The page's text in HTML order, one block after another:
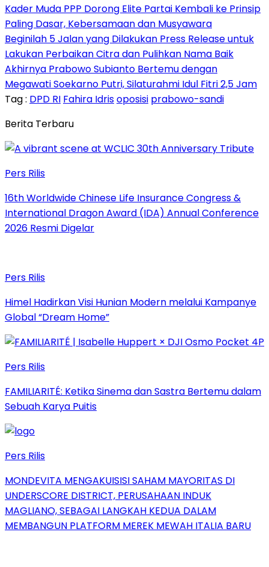
Kader Muda PPP Dorong Elite Partai Kembali ke Prinsip
Paling Dasar, Kebersamaan dan Musyawara
Beginilah 5 Jalan yang Dilakukan Press Release untuk
Lakukan Perbaikan Citra dan Pulihkan Nama Baik
Akhirnya Prabowo Subianto Bertemu dengan
Megawati Soekarno Putri, Silaturahmi Idul Fitri 2,5 Jam
Tag : DPD RI Fahira Idrisoposisi prabowo-sandi
Berita Terbaru
Pers Rilis
16th Worldwide Chinese Life Insurance Congress &
International Dragon Award (IDA) Annual Conference
2026 Resmi Digelar
Pers Rilis
Himel Hadirkan Visi Hunian Modern melalui Kampanye
Global “Dream Home”
Pers Rilis
FAMILIARITÉ: Ketika Sinema dan Sastra Bertemu dalam
Sebuah Karya Puitis
Pers Rilis
MONDEVITA MENGAKUISISI SAHAM MAYORITAS DI
UNDERSCORE DISTRICT, PERUSAHAAN INDUK
MAGLIANO, SEBAGAI LANGKAH KEDUA DALAM
MEMBANGUN PLATFORM MEREK MEWAH ITALIA BARU